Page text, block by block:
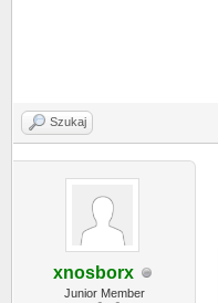
Szukaj
xnosborx
Junior Member